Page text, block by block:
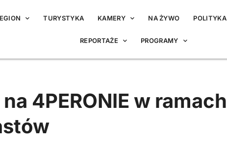
TURYSTYKA KAMERY NA ŻYWO POLITYKA
REPORTAŻE PROGRAMY
4PERONIE w ramach